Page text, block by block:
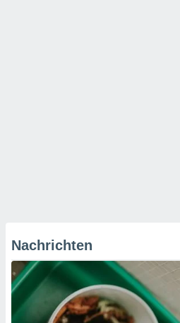
Nachrichten